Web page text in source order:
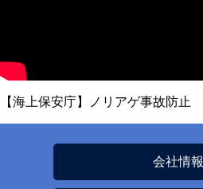
【海上保安庁】ノリアゲ事故防止
会社情報